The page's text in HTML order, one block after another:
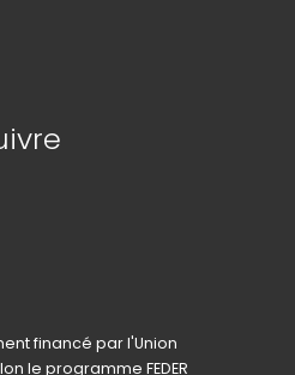
financé par l'Union
le programme FEDER